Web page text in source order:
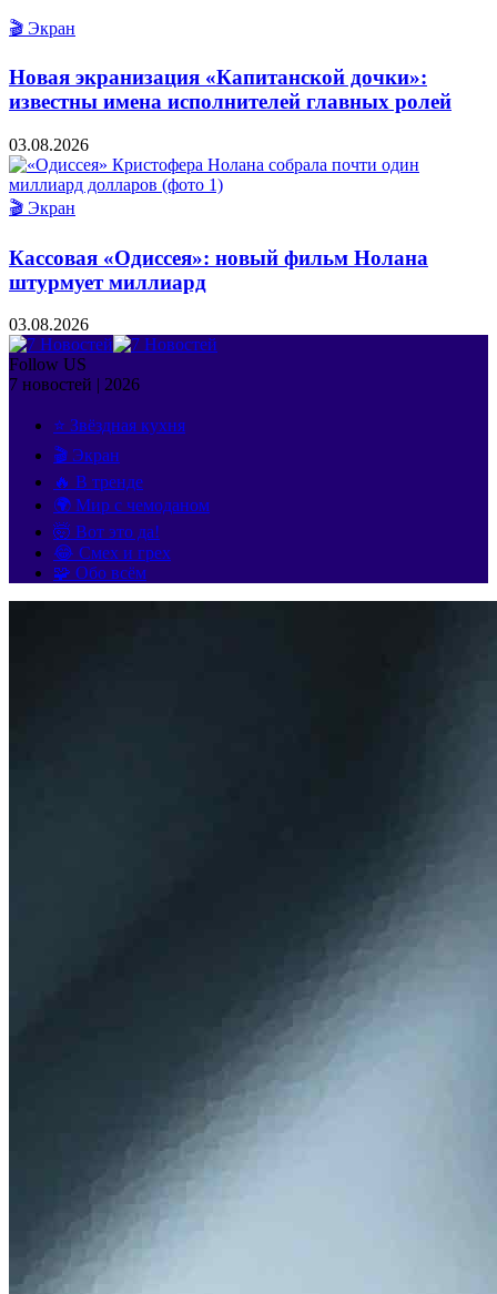
🎬 Экран
Новая экранизация «Капитанской дочки»:
известны имена исполнителей главных ролей
03.08.2026
🎬 Экран
Кассовая «Одиссея»: новый фильм Нолана
штурмует миллиард
03.08.2026
Follow US
7 новостей | 2026
⭐ Звёздная кухня
🎬 Экран
🔥 В тренде
🌍 Мир с чемоданом
🤯 Вот это да!
😂 Смех и грех
🧩 Обо всём